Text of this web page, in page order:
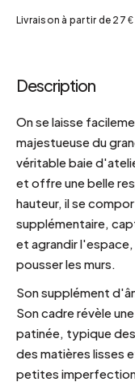
Livraison à partir de 27 €
Description
On se laisse
majestueuse du
véritable baie
et offre une belle
hauteur, il se
supplémentaire,
et agrandir
pousser les murs.
Son supplément
Son cadre révèle
patinée, typique
des matières lisses
petites